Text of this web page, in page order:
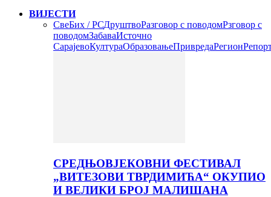
ВИЈЕСТИ
СвеБих / РСДруштвоРазговор с поводомРзговор с
поводомЗабаваИсточно
СарајевоКултураОбразовањеПривредаРегион
СРЕДЊОВЈЕКОВНИ ФЕСТИВАЛ
„ВИТЕЗОВИ ТВРДИМИЋА“ ОКУПИО
И ВЕЛИКИ БРОЈ МАЛИШАНА